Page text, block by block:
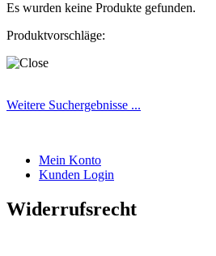
Es wurden keine Produkte gefunden.
Produktvorschläge:
Weitere Suchergebnisse ...
Mein Konto
Kunden Login
Widerrufsrecht